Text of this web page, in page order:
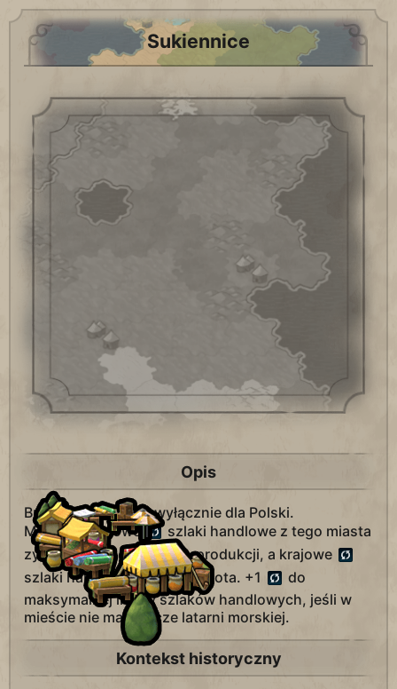
Sukiennice
Opis
Budowla dostępna wyłącznie dla Polski.
Międzynarodowe
szlaki handlowe z tego miasta
zyskują premię +2 do
produkcji, a krajowe
szlaki handlowe +4 do
złota. +1
do
maksymalnej liczby szlaków handlowych, jeśli w
mieście nie ma jeszcze latarni morskiej.
Kontekst historyczny